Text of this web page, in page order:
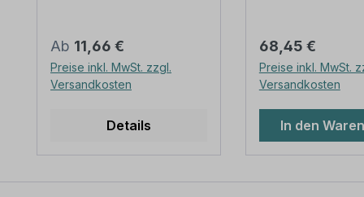
(weiter unten).
Rohrschellen nach der
IVZ-Norm stellen die
Standardbefestigungen
Verkehrszeichen dar. Sie
erhältlich,
und somit für dauerhafte
Regulärer Preis:
Ab 11,66 €
Preise inkl. MwSt. zzgl.
Versandkosten
Details
60 mm geeignet.
Merkmale dieses
Rohrpfostens:
Ausführung:
Ausführung -
Abmessungen:
Regulärer Preis:
68,45 €
Preise inkl. MwSt.
Versandkosten
In den